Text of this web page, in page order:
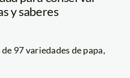
y saberes
97 variedades de papa,